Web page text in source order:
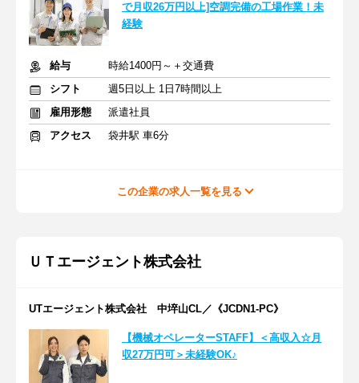
で月収26万円以上]空調完備の工場作業！未
経験
給与
時給1400円～＋交通費
シフト
週5日以上 1日7時間以上
雇用形態
派遣社員
アクセス
袋井駅 車6分
この企業の求人一覧を見る
ＵＴエージェント株式会社
UTエージェント株式会社 中埣山CL／《JCDN1-PC》
【機械オペレーターSTAFF】＜高収入☆月
収27万円可＞未経験OK♪